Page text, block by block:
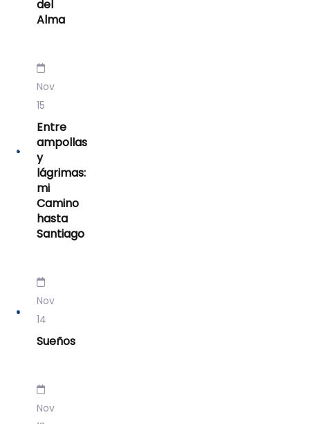
del
Alma
Nov
15
Entre
ampollas
y
lágrimas:
mi
Camino
hasta
Santiago
Nov
14
Sueños
Nov